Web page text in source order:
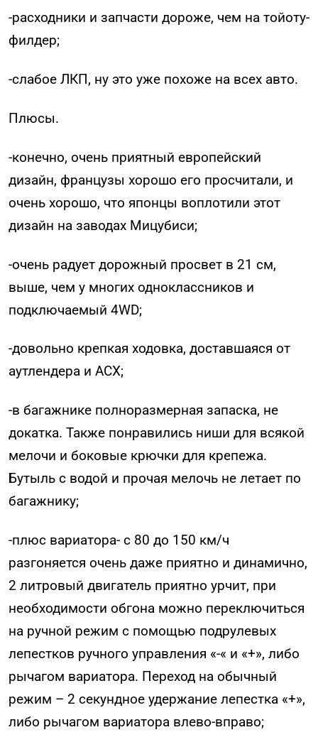
-расходники и запчасти дороже, чем на тойоту-
филдер;
-слабое ЛКП, ну это уже похоже на всех авто.
Плюсы.
-конечно, очень приятный европейский
дизайн, французы хорошо его просчитали, и
очень хорошо, что японцы воплотили этот
дизайн на заводах Мицубиси;
-очень радует дорожный просвет в 21 см,
выше, чем у многих одноклассников и
подключаемый 4WD;
-довольно крепкая ходовка, доставшаяся от
аутлендера и АСХ;
-в багажнике полноразмерная запаска, не
докатка. Также понравились ниши для всякой
мелочи и боковые крючки для крепежа.
Бутыль с водой и прочая мелочь не летает по
багажнику;
-плюс вариатора- с 80 до 150 км/ч
разгоняется очень даже приятно и динамично,
2 литровый двигатель приятно урчит, при
необходимости обгона можно переключиться
на ручной режим с помощью подрулевых
лепестков ручного управления «-« и «+», либо
рычагом вариатора. Переход на обычный
режим – 2 секундное удержание лепестка «+»,
либо рычагом вариатора влево-вправо;